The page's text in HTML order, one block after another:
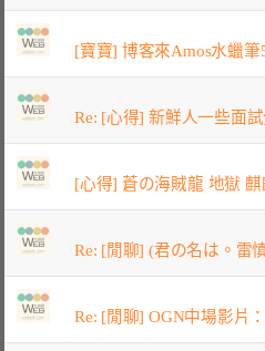
[寶寶] 博客來Amos水蠟筆
Re: [心得] 新鮮人一些面
[心得] 蒼の海賊龍 地獄 麒
Re: [閒聊] (君の名は。雷
Re: [閒聊] OGN中場影片